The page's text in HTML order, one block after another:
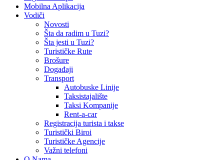
Mobilna Aplikacija
Vodiči
Novosti
Šta da radim u Tuzi?
Šta jesti u Tuzi?
Turističke Rute
Brošure
Događaji
Transport
Autobuske Linije
Taksistajalište
Taksi Kompanije
Rent-a-car
Registracija turista i takse
Turistički Biroi
Turističke Agencije
Važni telefoni